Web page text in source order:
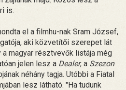
is.
el a filmhu-nak Sram József,
aki közvetítői szerepet lát
a magyar résztvevők listája még
jelen lesz a Dealer, a Szezon
néhány tagja. Utóbbi a Fiatal
lesz látható. "Ha tudunk